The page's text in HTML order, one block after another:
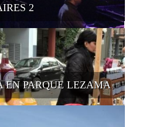
2
EN PARQUE LEZAMA